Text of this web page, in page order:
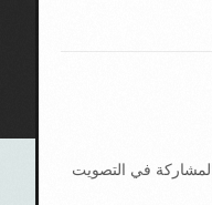
في التصويت